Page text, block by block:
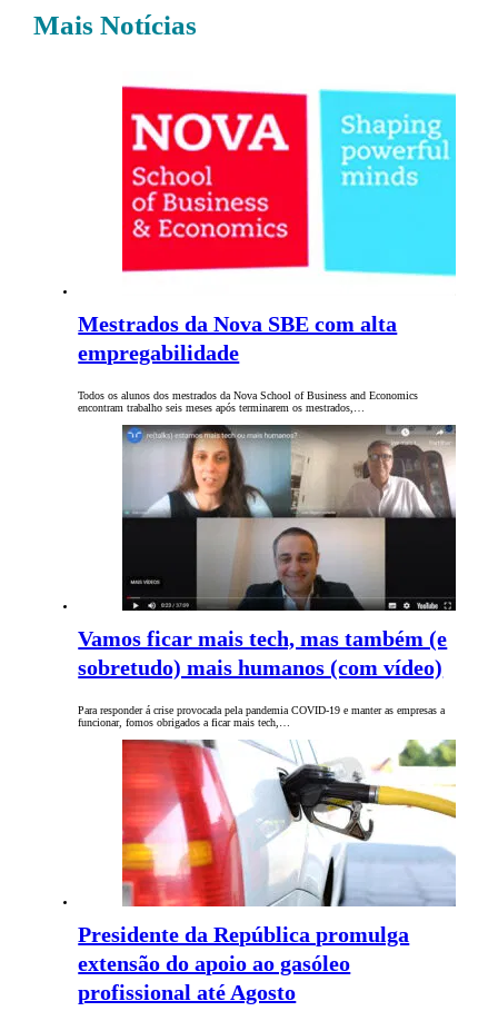
Mais Notícias
Mestrados da Nova SBE com alta
empregabilidade
Todos os alunos dos mestrados da Nova School of Business and Economics
encontram trabalho seis meses após terminarem os mestrados,…
Vamos ficar mais tech, mas também (e
sobretudo) mais humanos (com vídeo)
Para responder á crise provocada pela pandemia COVID-19 e manter as empresas a
funcionar, fomos obrigados a ficar mais tech,…
Presidente da República promulga
extensão do apoio ao gasóleo
profissional até Agosto